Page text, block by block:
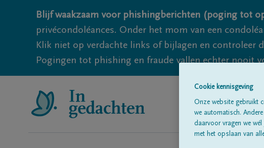
Blijf waakzaam voor phishingberichten (poging tot
privécondoléances. Onder het mom van een
Klik niet op verdachte links of bijlagen en controleer
Pogingen tot phishing en fraude vallen echter nooit
Cookie kennisgeving
Onze website gebruikt
we automatisch.
daarvoor vragen we
met het opslaan van